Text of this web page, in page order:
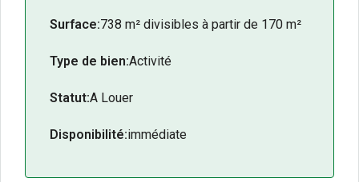
Surface:738 m² divisibles à partir de 170 m²
Type de bien:Activité
Statut:A Louer
Disponibilité:immédiate